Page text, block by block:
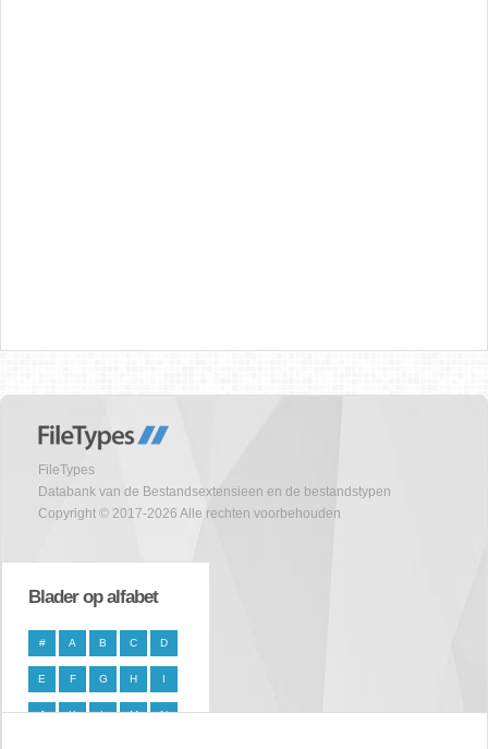
FileTypes
Databank van de Bestandsextensieen en de bestandstypen
Copyright © 2017-2026 Alle rechten voorbehouden
Blader op alfabet
# A B C D
E F G H I
J K L M N